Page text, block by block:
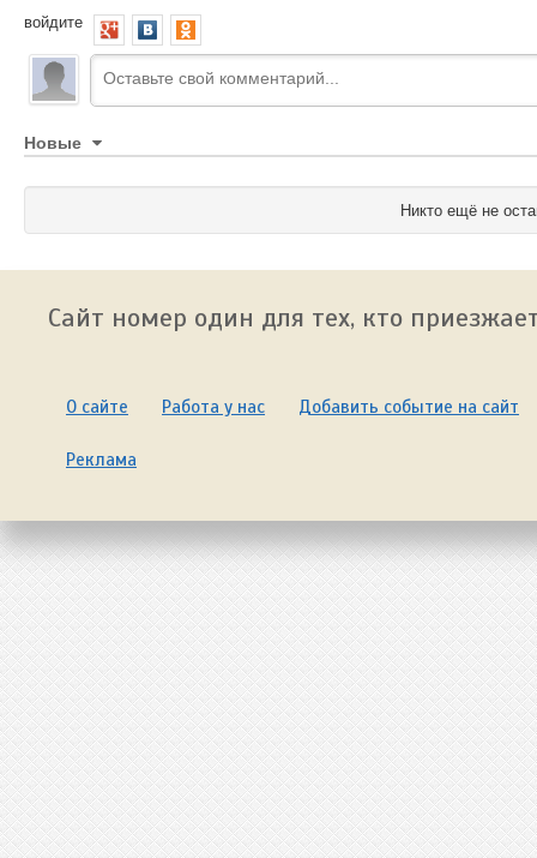
войдите
Новые
Никто ещё не
Сайт номер один для тех, кто
О сайте Работа у нас Добавить событие на сайт
Реклама